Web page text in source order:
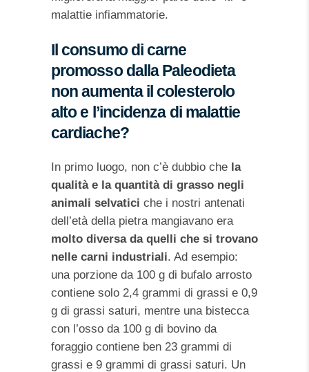
malattie infiammatorie.
Il consumo di carne
promosso dalla Paleodieta
non aumenta il colesterolo
alto e l’incidenza di malattie
cardiache?
In primo luogo, non c’è dubbio che la
qualità e la quantità di grasso negli
animali selvatici che i nostri antenati
dell’età della pietra mangiavano era
molto diversa da quelli che si trovano
nelle carni industriali. Ad esempio:
una porzione da 100 g di bufalo arrosto
contiene solo 2,4 grammi di grassi e 0,9
g di grassi saturi, mentre una bistecca
con l’osso da 100 g di bovino da
foraggio contiene ben 23 grammi di
grassi e 9 grammi di grassi saturi. Un